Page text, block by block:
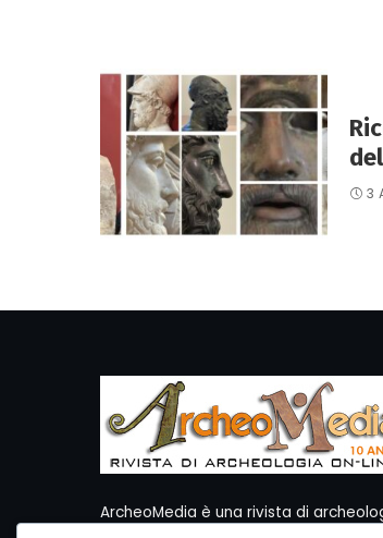
3
ArcheoMedia è una rivista di